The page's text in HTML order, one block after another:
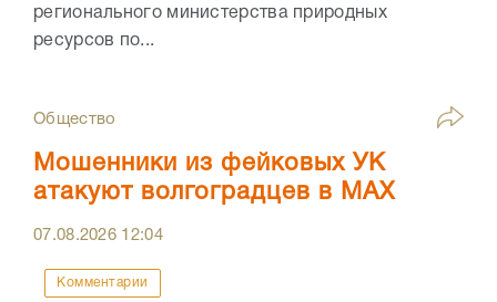
регионального министерства природных
ресурсов по...
Общество
Мошенники из фейковых УК
атакуют волгоградцев в МАХ
07.08.2026 12:04
Комментарии